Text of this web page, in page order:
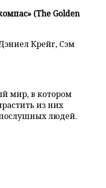
(The Golden
Крейг, Сэм
мир, в котором
из них
людей.